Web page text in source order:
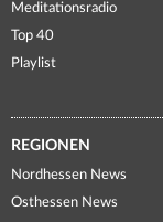
Meditationsradio
Top 40
Playlist
REGIONEN
Nordhessen News
Osthessen News